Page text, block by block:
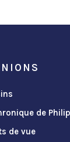
de
de vue